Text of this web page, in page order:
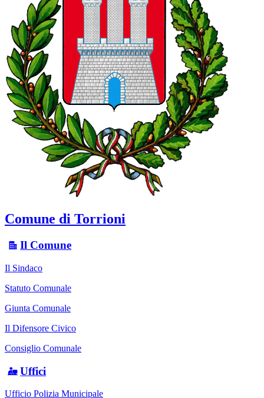
Comune di Torrioni
Il Comune
Il Sindaco
Statuto Comunale
Giunta Comunale
Il Difensore Civico
Consiglio Comunale
Uffici
Ufficio Polizia Municipale